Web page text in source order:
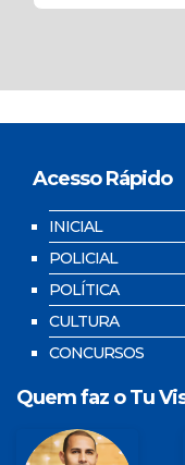
Acesso Rápido
INICIAL
POLICIAL
POLÍTICA
CULTURA
CONCURSOS
Quem faz o Tu